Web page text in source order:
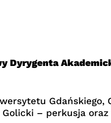
Dyrygenta
Gdańskiego,
– perkusja